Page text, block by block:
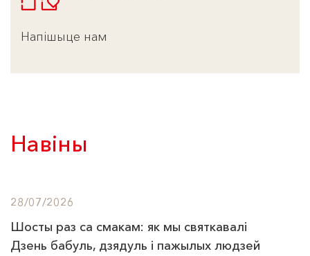
Напішыце нам
Навіны
28/07/2026
Шосты раз са смакам: як мы святкавалі
Дзень бабуль, дзядуль і пажылых людзей